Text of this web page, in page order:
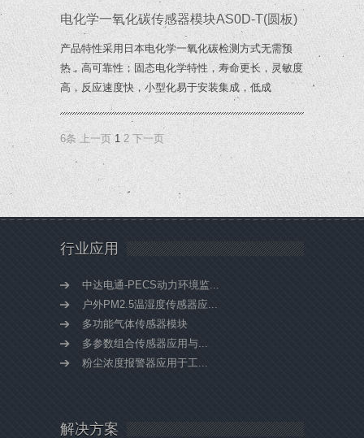
电化学一氧化碳传感器模块AS0D-T(圆板)
产品特性采用日本电化学一氧化碳检测方式无需预
热，高可靠性；固态电化学特性，寿命更长，灵敏度
高，反应速度快，小型化易于安装集成，低成
6条 上一页 1 2 下一页
行业应用
中达电通-PECS动力环境监...
户外PM2.5温湿度传感器应...
多功能气体传感器模块
多参数组合传感器应用与...
粉尘浓度报警器应用于工...
解决方案